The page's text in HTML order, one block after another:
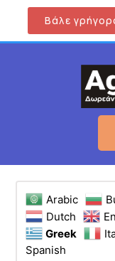
Βάλε
Arabic
Dutch
Greek
Spanish